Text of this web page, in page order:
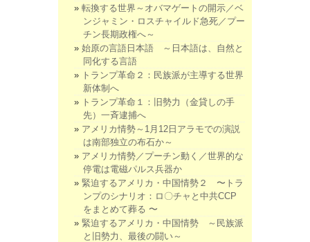
転換する世界～オバマゲートの開示／ベ
ンジャミン・ロスチャイルド急死／プー
チン長期政権へ～
始原の言語日本語 ～日本語は、自然と
同化する言語
トランプ革命２：民族派が主導する世界
新体制へ
トランプ革命１：旧勢力（金貸しの手
先）一斉逮捕へ
アメリカ情勢～1月12日アラモでの演説
は南部独立の布石か～
アメリカ情勢／プーチン動く／世界的な
停電は電磁パルス兵器か
緊迫するアメリカ・中国情勢２ 〜トラ
ンプのシナリオ：ロ〇チャと中共CCP
をまとめて葬る 〜
緊迫するアメリカ・中国情勢 ～民族派
と旧勢力、最後の闘い～